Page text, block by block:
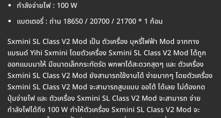
กำลังจ่ายไฟ : 100 W
แบตเตอรี่ : ถ่าน 18650 / 20700 / 21700 * 1 ก้อน
Sxmini SL Class V2 Mod เป็น ตัวเครื่อง บุหรี่ไฟฟ้า Mod จากทาง
แบรนด์ Yihi Sxmini โดยตัวเครื่อง Sxmini SL Class V2 Mod ได้ถูก
ออกแบบมาให้ มีขนาดเล็กกระทัดรัด พกพาได้สะดวกสุดๆ และ ตัวเครื่อง
Sxmini SL Class V2 Mod ยังสามารถใช้งานได้ ง่ายมากๆ โดยตัวเครื่อง
Sxmini SL Class V2 Mod จะสามารถสูบแบบ ออโต้ ได้เลย ไม่ต้องกด
ปุ่มจ่ายไฟ และ ตัวเครื่อง Sxmini SL Class V2 Mod จะสามารถ จ่าย
กำลังไฟได้ถึง 100 W ทำให้ตัวเครื่อง Sxmini SL Class V2 Mod จะ